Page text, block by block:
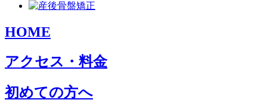
HOME
アクセス・料金
初めての方へ